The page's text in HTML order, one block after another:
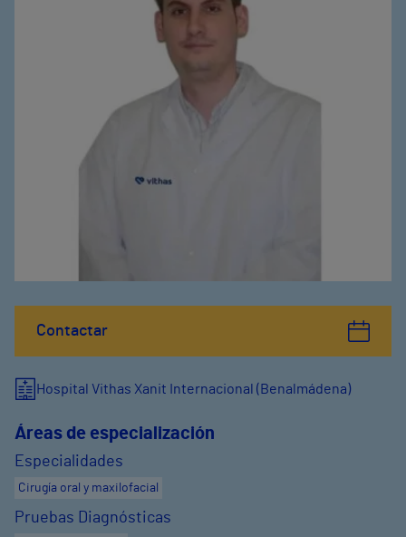
Contactar
Hospital Vithas Xanit Internacional (Benalmádena)
Áreas de especialización
Especialidades
Cirugía oral y maxilofacial
Pruebas Diagnósticas